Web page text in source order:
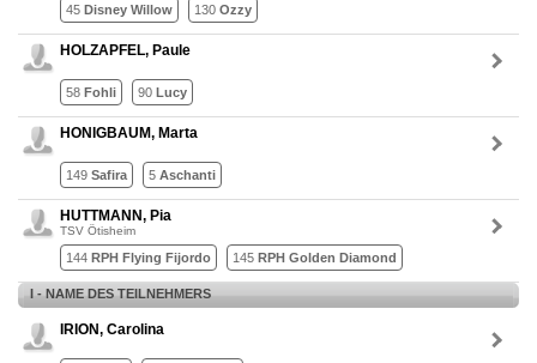
45 Disney Willow 130 Ozzy
HOLZAPFEL, Paule
58 Fohli 90 Lucy
HONIGBAUM, Marta
149 Safira 5 Aschanti
HUTTMANN, Pia
TSV Ötisheim
144 RPH Flying Fijordo 145 RPH Golden Diamond
I - NAME DES TEILNEHMERS
IRION, Carolina